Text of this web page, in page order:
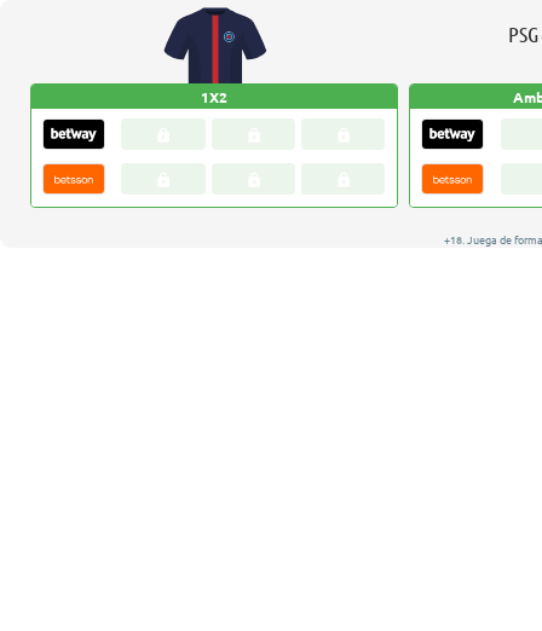
PSG
1X2
+18. Juega de